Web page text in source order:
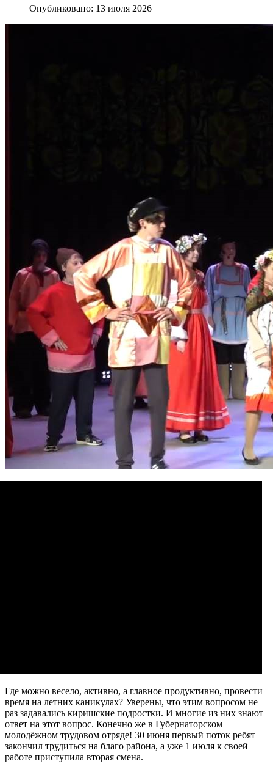
Опубликовано: 13 июля 2026
Где можно весело, активно, а главное продуктивно, провести
время на летних каникулах? Уверены, что этим вопросом не
раз задавались киришские подростки. И многие из них знают
ответ на этот вопрос. Конечно же в Губернаторском
молодёжном трудовом отряде! 30 июня первый поток ребят
закончил трудиться на благо района, а уже 1 июля к своей
работе приступила вторая смена.